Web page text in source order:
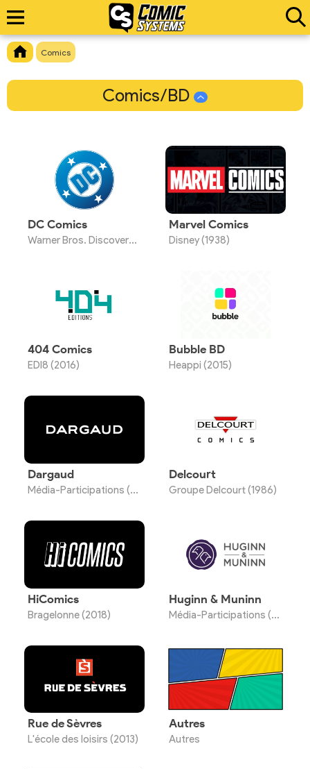
Comics
Comics/BD
DC Comics
Warner Bros. Discovery (1934)
Marvel Comics
Disney (1938)
404 Comics
EDI8 (2016)
Bubble BD
Heappi (2015)
Dargaud
Média-Participations (1936)
Delcourt
Groupe Delcourt (1986)
HiComics
Bragelonne (2018)
Huginn & Muninn
Média-Participations (2010)
Rue de Sèvres
L'école des loisirs (2013)
Autres
Autres